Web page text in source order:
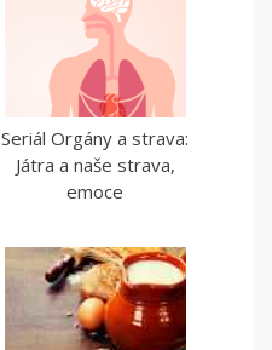
Seriál Orgány a strava:
Játra a naše strava,
emoce